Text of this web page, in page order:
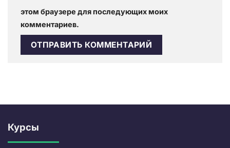
этом браузере для последующих моих
комментариев.
Курсы